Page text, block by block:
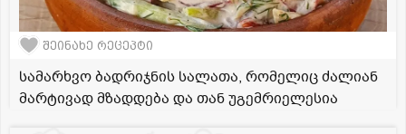
შეინახე რეცეპტი
სამარხვო ბადრიჯნის სალათა, რომელიც ძალიან
მარტივად მზადდება და თან უგემრიელესია